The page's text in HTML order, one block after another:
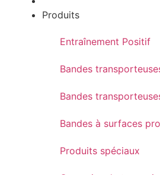
Produits
Entraînement Positif
Bandes
Bandes
Bandes à surfaces
Produits spéciaux